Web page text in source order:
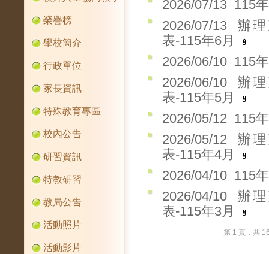
榮譽榜
學校簡介
行政單位
家長資訊
特殊教育專區
校內公告
研習資訊
特教研習
教局公告
活動照片
活動影片
2026/07/13 115
2026/07/13辦
表-115年6月
2026/06/10 115
2026/06/10辦
表-115年5月
2026/05/12 115
2026/05/12辦
表-115年4月
2026/04/10 115
2026/04/10辦
表-115年3月
第 1 頁，共